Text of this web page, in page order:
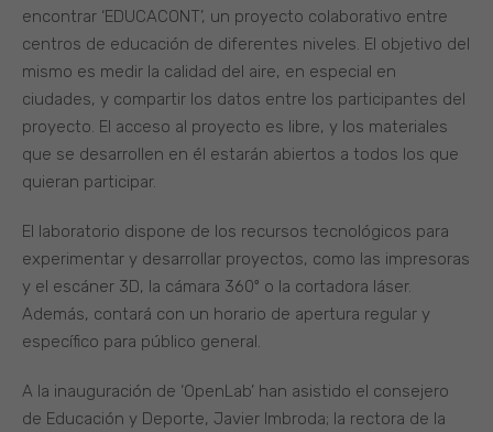
encontrar ‘EDUCACONT’, un proyecto colaborativo entre
centros de educación de diferentes niveles. El objetivo del
mismo es medir la calidad del aire, en especial en
ciudades, y compartir los datos entre los participantes del
proyecto. El acceso al proyecto es libre, y los materiales
que se desarrollen en él estarán abiertos a todos los que
quieran participar.
El laboratorio dispone de los recursos tecnológicos para
experimentar y desarrollar proyectos, como las impresoras
y el escáner 3D, la cámara 360º o la cortadora láser.
Además, contará con un horario de apertura regular y
específico para público general.
A la inauguración de ‘OpenLab’ han asistido el consejero
de Educación y Deporte, Javier Imbroda; la rectora de la